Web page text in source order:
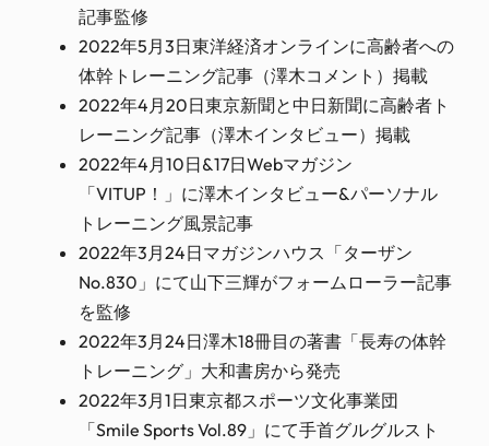
記事監修
2022年5月3日東洋経済オンラインに高齢者への
体幹トレーニング記事（澤木コメント）掲載
2022年4月20日東京新聞と中日新聞に高齢者ト
レーニング記事（澤木インタビュー）掲載
2022年4月10日&17日Webマガジン
「VITUP！」に澤木インタビュー&パーソナル
トレーニング風景記事
2022年3月24日マガジンハウス「ターザン
No.830」にて山下三輝がフォームローラー記事
を監修
2022年3月24日澤木18冊目の著書「長寿の体幹
トレーニング」大和書房から発売
2022年3月1日東京都スポーツ文化事業団
「Smile Sports Vol.89」にて手首グルグルスト